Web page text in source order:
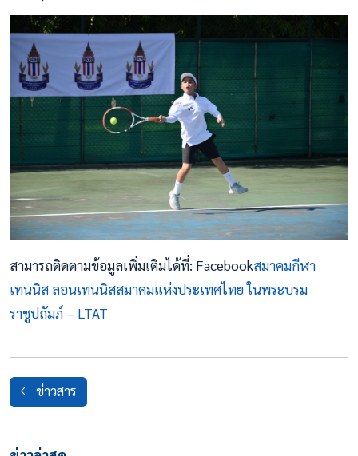
สามารถติดตามข้อมูลเพิ่มเติมได้ที่: Facebookสมาคมกีฬา
เทนนิส ลอนเทนนิสสมาคมแห่งประเทศไทย ในพระบรม
ราชูปถัมภ์ – LTAT
ข่าวสาร